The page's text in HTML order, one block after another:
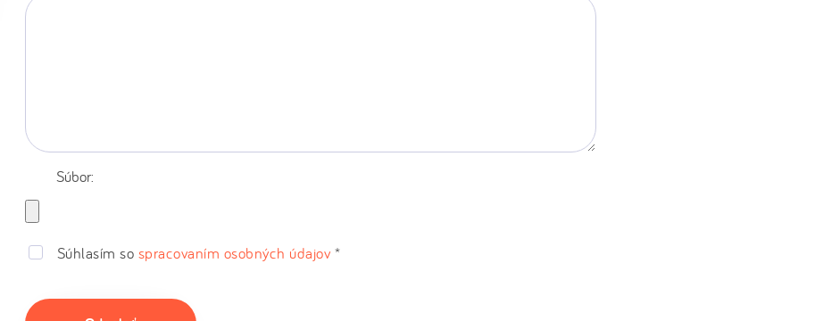
Súbor:
Súhlasím so spracovaním osobných údajov *